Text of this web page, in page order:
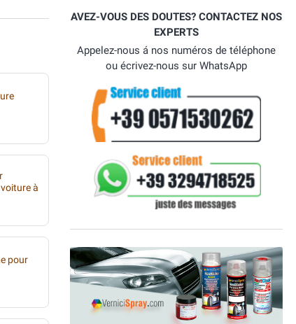
à
pour
AVEZ-VOUS DES DOUTES? CONTACTEZ NOS
EXPERTS
Appelez-nous á nos numéros de téléphone
ou écrivez-nous sur WhatsApp